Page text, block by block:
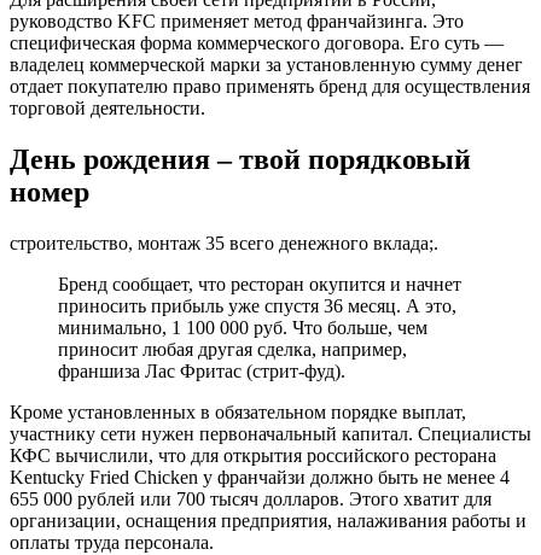
руководство KFC применяет метод франчайзинга. Это
специфическая форма коммерческого договора. Его суть —
владелец коммерческой марки за установленную сумму денег
отдает покупателю право применять бренд для осуществления
торговой деятельности.
День рождения – твой порядковый
номер
строительство, монтаж 35 всего денежного вклада;.
Бренд сообщает, что ресторан окупится и начнет
приносить прибыль уже спустя 36 месяц. А это,
минимально, 1 100 000 руб. Что больше, чем
приносит любая другая сделка, например,
франшиза Лас Фритас (стрит-фуд).
Кроме установленных в обязательном порядке выплат,
участнику сети нужен первоначальный капитал. Специалисты
КФС вычислили, что для открытия российского ресторана
Kentucky Fried Chicken у франчайзи должно быть не менее 4
655 000 рублей или 700 тысяч долларов. Этого хватит для
организации, оснащения предприятия, налаживания работы и
оплаты труда персонала.